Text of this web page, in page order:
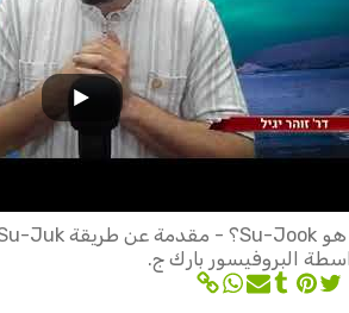
البروفيسور بارك ج.